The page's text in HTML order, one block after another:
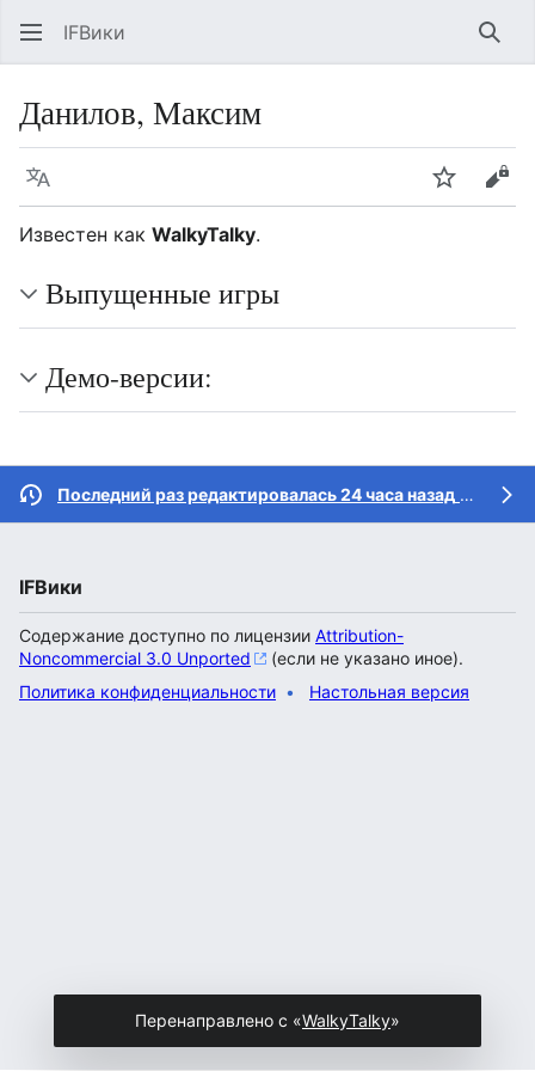
IFВики
Данилов, Максим
Язык Следить
Известен как WalkyTalky.
Выпущенные игры
Демо-версии:
Последний раз редактировалась 24 часа назад
IFВики
Содержание доступно по лицензии Attribution-
Noncommercial 3.0 Unported
(если не указано иное).
Политика конфиденциальности
Настольная версия
Перенаправлено с «WalkyTalky»